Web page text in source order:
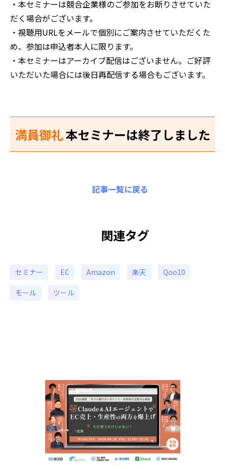
・本セミナーは競合企業様のご参加をお断りさせていた
だく場合がございます。
・視聴用URLをメールで個別にご案内させていただくた
め、参加は申込者本人に限ります。
・本セミナーはアーカイブ配信はございません。ご好評
いただいた場合には後日再配信する場合もございます。
満員御礼本セミナーは終了しました
記事一覧に戻る
関連タグ
セミナー EC Amazon 楽天 Qoo10
モール ツール